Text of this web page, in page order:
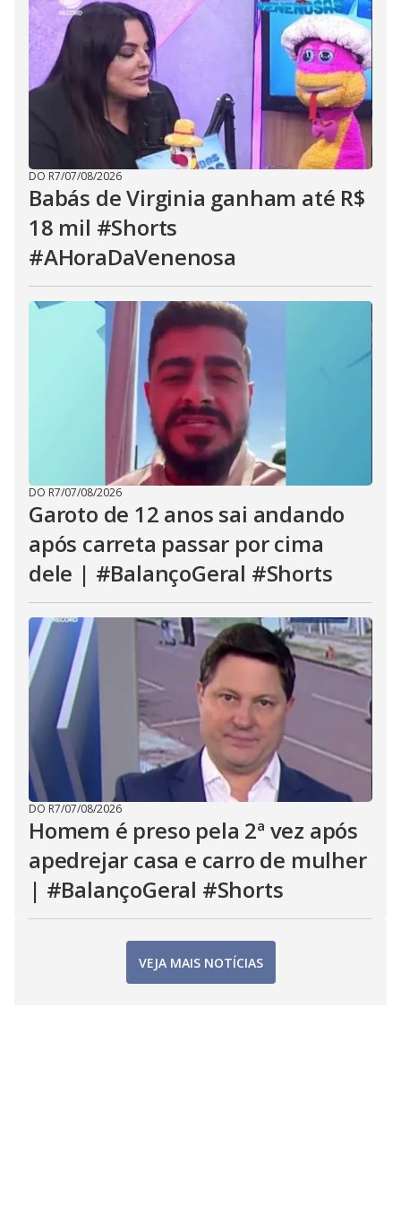
DO R7/07/08/2026
Babás de Virginia ganham até R$
18 mil #Shorts
#AHoraDaVenenosa
DO R7/07/08/2026
Garoto de 12 anos sai andando
após carreta passar por cima
dele | #BalançoGeral #Shorts
DO R7/07/08/2026
Homem é preso pela 2ª vez após
apedrejar casa e carro de mulher
| #BalançoGeral #Shorts
VEJA MAIS NOTÍCIAS